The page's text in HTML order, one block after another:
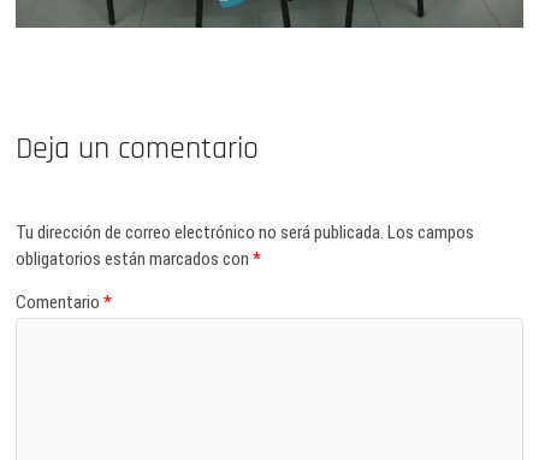
Deja un comentario
Tu dirección de correo electrónico no será publicada. Los campos
obligatorios están marcados con*
Comentario*